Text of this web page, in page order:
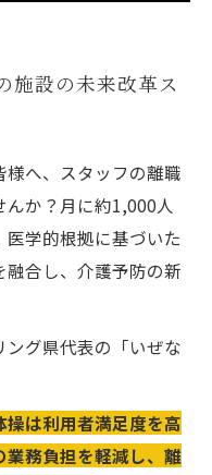
施設の未来改革ス
へ、スタッフの離職
か？月に約1,000人
学的根拠に基づいた
合し、介護予防の新
グ県代表の「いぜな
は利用者満足度を高
業務負担を軽減し、離